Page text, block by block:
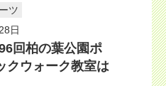
ツ
日
回柏の葉公園ポ
クウォーク教室は